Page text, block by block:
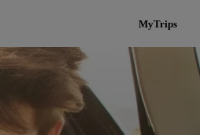
MyTrips